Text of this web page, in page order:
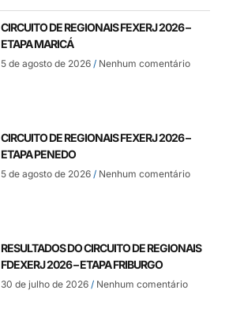
CIRCUITO DE REGIONAIS FEXERJ 2026 –
ETAPA MARICÁ
5 de agosto de 2026 Nenhum comentário
CIRCUITO DE REGIONAIS FEXERJ 2026 –
ETAPA PENEDO
5 de agosto de 2026 Nenhum comentário
RESULTADOS DO CIRCUITO DE REGIONAIS
FDEXERJ 2026 – ETAPA FRIBURGO
30 de julho de 2026 Nenhum comentário